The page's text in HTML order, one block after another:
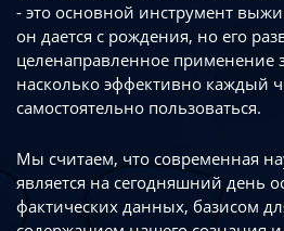
- это основной инструмент
он дается с рождения, но его
целенаправленное применение
насколько эффективно каждый
самостоятельно пользоваться.
Мы считаем, что современная
является на сегодняшний день
фактических данных, базисом